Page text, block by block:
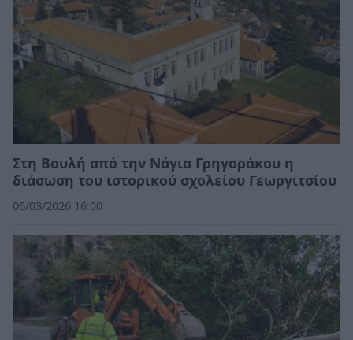
Στη Βουλή από την Νάγια Γρηγοράκου η
διάσωση του ιστορικού σχολείου Γεωργιτσίου
06/03/2026 16:00